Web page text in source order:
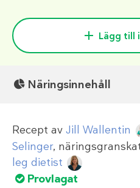
Lägg till
Näringsinnehåll
Recept av Jill Wallentin
Selinger,
leg dietist
Provlagat